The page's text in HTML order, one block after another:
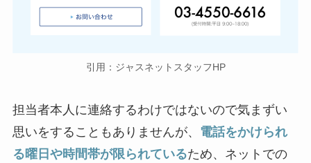
引用：ジャスネットスタッフHP
担当者本人に連絡するわけではないので気まずい
思いをすることもありませんが、 電話をかけられ
る曜日や時間帯が限られているため、ネットでの